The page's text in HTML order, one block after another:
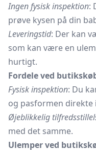
Ingen fysisk inspektion:
prøve kysen på din
Leveringstid: Der kan
som kan være en
hurtigt.
Fordele ved
Fysisk inspektion: Du
og pasformen direkte
Øjeblikkelig
med det samme.
Ulemper ved